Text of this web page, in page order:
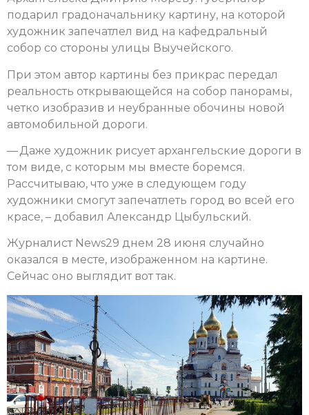
подарил градоначальнику картину, на которой
художник запечатлел вид на кафедральный
собор со стороны улицы Выучейского.
При этом автор картины без прикрас передал
реальность открывающейся на собор панорамы,
четко изобразив и неубранные обочины новой
автомобильной дороги.
— Даже художник рисует архангельские дороги в
том виде, с которым мы вместе боремся.
Рассчитываю, что уже в следующем году
художники смогут запечатлеть город во всей его
красе, – добавил Александр Цыбульский.
Журналист News29 днем 28 июня случайно
оказался в месте, изображенном на картине.
Сейчас оно выглядит вот так.